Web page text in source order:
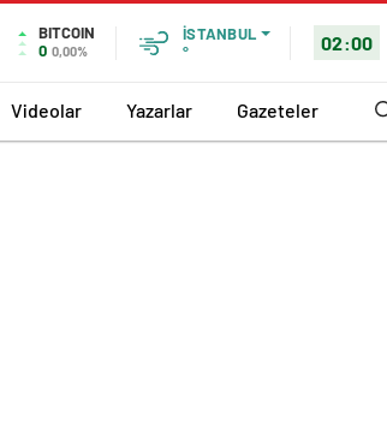
BITCOIN
0 0,00%
İSTANBUL
°
02:00
Videolar Yazarlar Gazeteler